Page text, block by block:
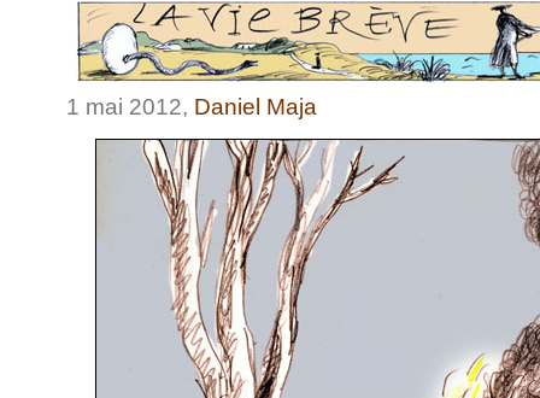
1 mai 2012, Daniel Maja